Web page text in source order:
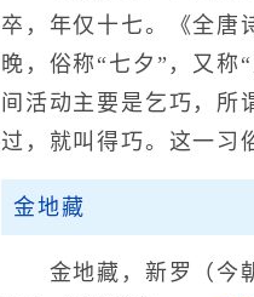
卒，年仅十七。《全唐
晚，俗称“七夕”，又称
间活动主要是乞巧，所
过，就叫得巧。这一习
金地藏
金地藏，新罗（今朝